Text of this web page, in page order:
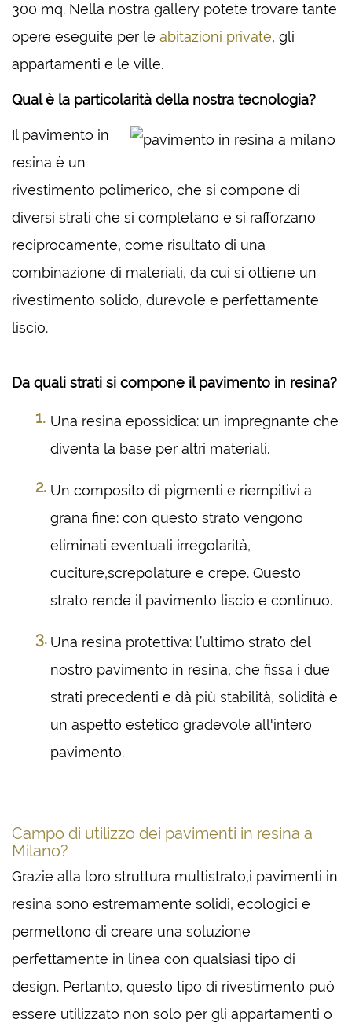
300 mq. Nella nostra gallery potete trovare tante
opere eseguite per le abitazioni private, gli
appartamenti e le ville.
Qual è la particolarità della nostra tecnologia?
Il pavimento in
resina è un
rivestimento polimerico, che si compone di
diversi strati che si completano e si rafforzano
reciprocamente, come risultato di una
combinazione di materiali, da cui si ottiene un
rivestimento solido, durevole e perfettamente
liscio.
Da quali strati si compone il pavimento in resina?
Una resina epossidica: un impregnante che
diventa la base per altri materiali.
Un composito di pigmenti e riempitivi a
grana fine: con questo strato vengono
eliminati eventuali irregolarità,
cuciture,screpolature e crepe. Questo
strato rende il pavimento liscio e continuo.
Una resina protettiva: l’ultimo strato del
nostro pavimento in resina, che fissa i due
strati precedenti e dà più stabilità, solidità e
un aspetto estetico gradevole all'intero
pavimento.
Campo di utilizzo dei pavimenti in resina a
Milano?
Grazie alla loro struttura multistrato,i pavimenti in
resina sono estremamente solidi, ecologici e
permettono di creare una soluzione
perfettamente in linea con qualsiasi tipo di
design. Pertanto, questo tipo di rivestimento può
essere utilizzato non solo per gli appartamenti o